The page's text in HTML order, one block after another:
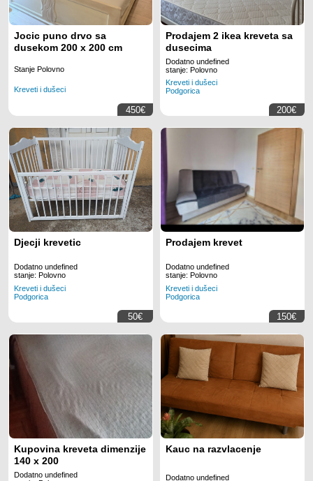
Jocic puno drvo sa
dusekom 200 x 200 cm
Stanje Polovno
Kreveti i dušeci
450€
Prodajem 2 ikea kreveta sa
dusecima
Dodatno undefined
stanje: Polovno
Kreveti i dušeci
Podgorica
200€
Djecji krevetic
Dodatno undefined
stanje: Polovno
Kreveti i dušeci
Podgorica
50€
Prodajem krevet
Dodatno undefined
stanje: Polovno
Kreveti i dušeci
Podgorica
150€
Kupovina kreveta dimenzije
140 x 200
Dodatno undefined
Kauc na razvlacenje
Dodatno undefined